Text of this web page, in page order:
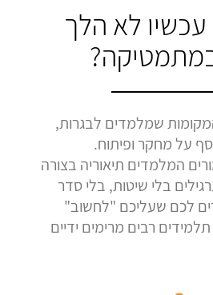
בהמלצה
לחץ לצפייה
בהמלצה
לא הלך
שמלמדים לבגרות,
על מחקר ופיתוח.
המלמדים תיאוריה בצורה
בלי שיטות, בלי סדר
לכם שעליכם "לחשוב"
רבים מרימים ידיים